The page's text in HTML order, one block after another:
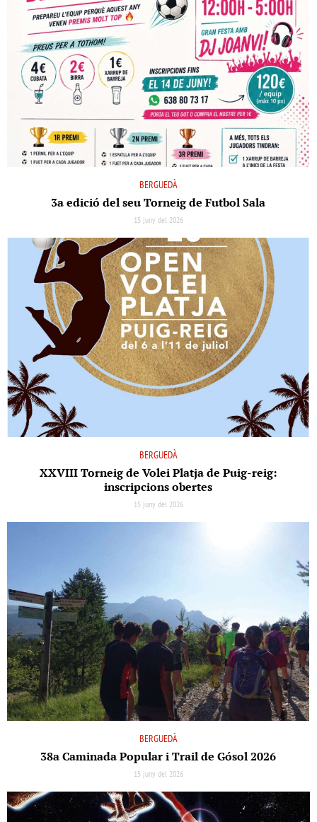
BERGUEDÀ
3a edició del seu Torneig de Futbol Sala
15 juny del 2026
BERGUEDÀ
XXVIII Torneig de Volei Platja de Puig-reig:
inscripcions obertes
15 juny del 2026
BERGUEDÀ
38a Caminada Popular i Trail de Gósol 2026
15 juny del 2026